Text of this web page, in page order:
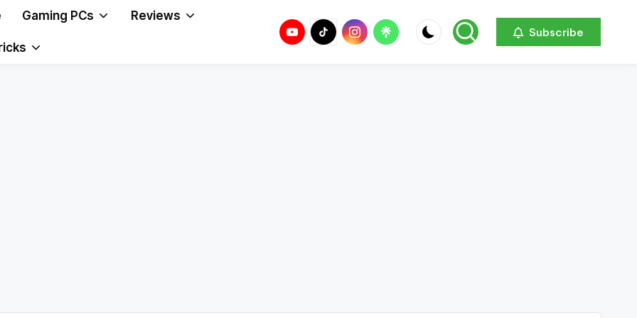
Gaming PCs Reviews
Youtube
Tik
Tok
Instagram
Linktree Subscribe